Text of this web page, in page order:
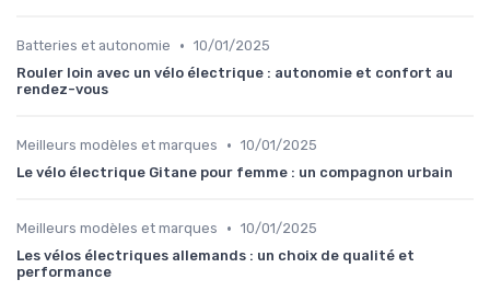
Batteries et autonomie • 10/01/2025
Rouler loin avec un vélo électrique : autonomie et confort au
rendez-vous
Meilleurs modèles et marques • 10/01/2025
Le vélo électrique Gitane pour femme : un compagnon urbain
Meilleurs modèles et marques • 10/01/2025
Les vélos électriques allemands : un choix de qualité et
performance